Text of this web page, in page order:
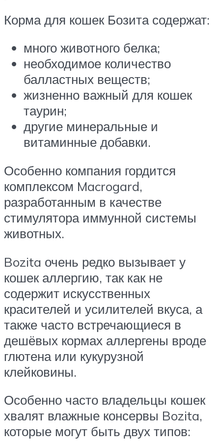
Корма для кошек Бозита содержат:
много животного белка;
необходимое количество
балластных веществ;
жизненно важный для кошек
таурин;
другие минеральные и
витаминные добавки.
Особенно компания гордится
комплексом Macrogard,
разработанным в качестве
стимулятора иммунной системы
животных.
Bozita очень редко вызывает у
кошек аллергию, так как не
содержит искусственных
красителей и усилителей вкуса, а
также часто встречающиеся в
дешёвых кормах аллергены вроде
глютена или кукурузной
клейковины.
Особенно часто владельцы кошек
хвалят влажные консервы Bozita,
которые могут быть двух типов: